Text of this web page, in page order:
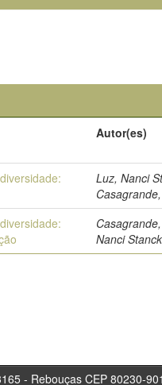
Autor(es)
Luz, Nanci
Nanci
- Rebouças CEP